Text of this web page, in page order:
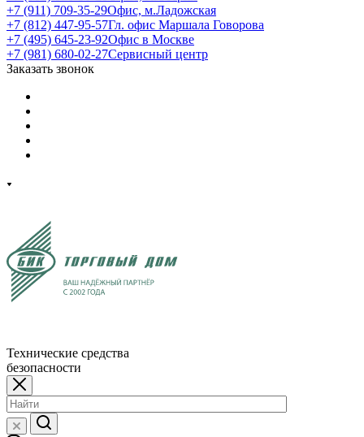
+7 (911) 709-35-29Офис, м.Ладожская
+7 (812) 447-95-57Гл. офис Маршала Говорова
+7 (495) 645-23-92Офис в Москве
+7 (981) 680-02-27Сервисный центр
Заказать звонок
Технические средства
безопасности